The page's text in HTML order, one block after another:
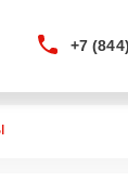
+7